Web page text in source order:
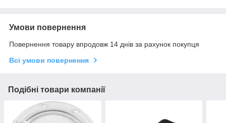
Умови повернення
Повернення товару впродовж 14 днів за рахунок покупця
Всі умови повернення
Подібні товари компанії